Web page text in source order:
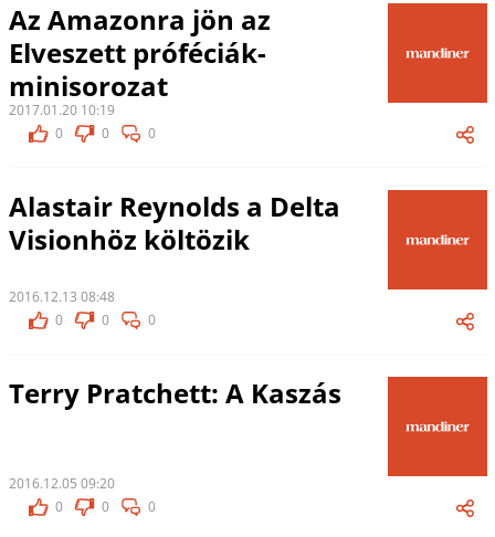
Az Amazonra jön az
Elveszett próféciák-
minisorozat
2017.01.20 10:19
0
0 0
Alastair Reynolds a Delta
Visionhöz költözik
2016.12.13 08:48
0
0 0
Terry Pratchett: A Kaszás
2016.12.05 09:20
0
0 0